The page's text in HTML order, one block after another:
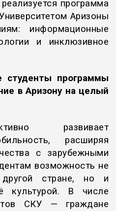
программа
Аризоны
информационные
и инклюзивное
студенты программы
в Аризону на целый
развивает
расширяя
с зарубежными
возможность не
стране, но и
культурой. В числе
СКУ — граждане